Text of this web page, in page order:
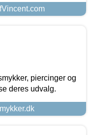
piercinger og
deres udvalg.